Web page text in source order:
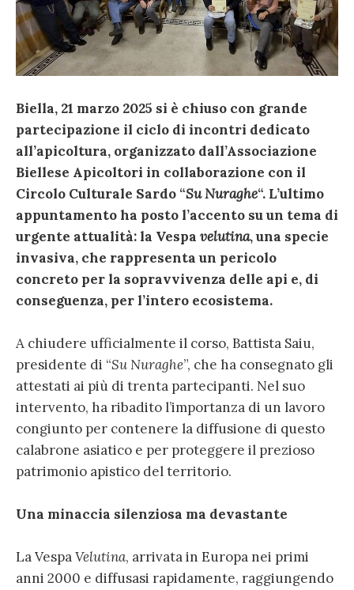
Biella, 21 marzo 2025 si è chiuso con grande
partecipazione il ciclo di incontri dedicato
all’apicoltura, organizzato dall’Associazione
Biellese Apicoltori in collaborazione con il
Circolo Culturale Sardo “Su Nuraghe“. L’ultimo
appuntamento ha posto l’accento su un tema di
urgente attualità: la Vespa velutina, una specie
invasiva, che rappresenta un pericolo
concreto per la sopravvivenza delle api e, di
conseguenza, per l’intero ecosistema.
A chiudere ufficialmente il corso, Battista Saiu,
presidente di “Su Nuraghe”, che ha consegnato gli
attestati ai più di trenta partecipanti. Nel suo
intervento, ha ribadito l’importanza di un lavoro
congiunto per contenere la diffusione di questo
calabrone asiatico e per proteggere il prezioso
patrimonio apistico del territorio.
Una minaccia silenziosa ma devastante
La VespaVelutina, arrivata in Europa nei primi
anni 2000 e diffusasi rapidamente, raggiungendo